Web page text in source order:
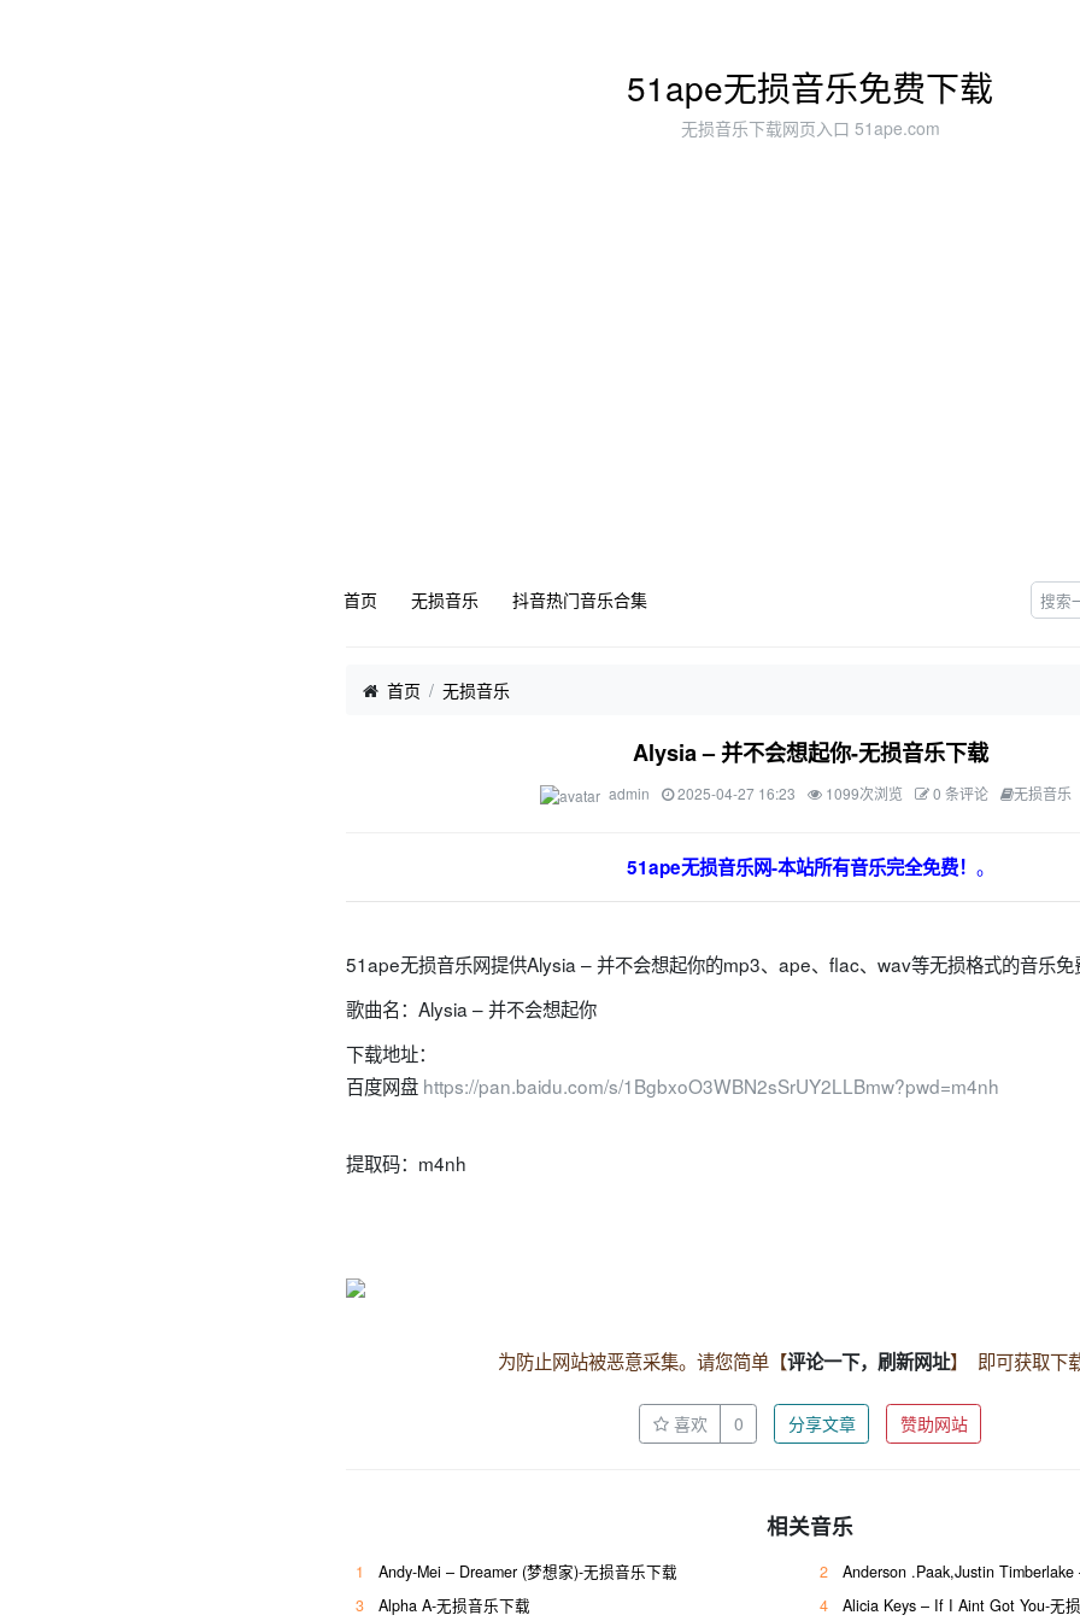
51ape无损音乐免费下载
无损音乐下载网页入口 51ape.com
首页 无损音乐 抖音热门音乐合集
首页 无损音乐
Alysia – 并不会想起你-无损音乐下载
admin 2025-04-27 16:23 1099次浏览 0 条评论 无损音乐
51ape无损音乐网-本站所有音乐完全免费！ 。
51ape无损音乐网提供Alysia – 并不会想起你的mp3、ape、flac、wav等无损格式的音乐免
歌曲名：Alysia – 并不会想起你
下载地址：
百度网盘 https://pan.baidu.com/s/1BgbxoO3WBN2sSrUY2LLBmw?pwd=m4nh
提取码：m4nh
为防止网站被恶意采集。请您简单【评论一下，刷新网址】 即可获取下
喜欢 0 分享文章 赞助网站
相关音乐
1 Andy-Mei – Dreamer (梦想家)-无损音乐下载 2
Anderson .Paak,Justin Timberlake –
3
Alpha A-无损音乐下载 4 Alicia Keys – If I Aint Got You-无